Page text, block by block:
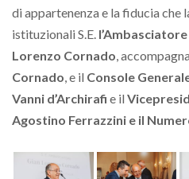
di appartenenza e la fiducia che
istituzionali S.E.
Lorenzo Cornado ,
Cornado , e il Console
Vanni d’Archirafi e il
Agostino Ferrazzini e il